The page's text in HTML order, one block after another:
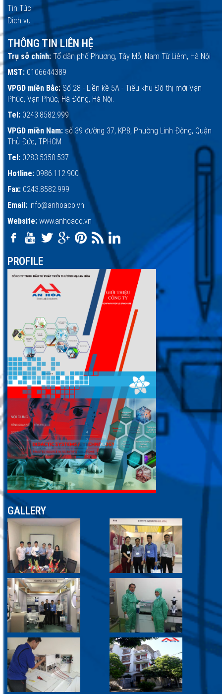
Tin Tức
Dịch vụ
THÔNG TIN LIÊN HỆ
Trụ sở chính: Tổ dân phố Phượng, Tây Mỗ, Nam Từ Liêm, Hà Nội
MST: 0106644389
VPGD miền Bắc:Số 28 - Liền kề 5A - Tiểu khu Đô thị mới Vạn
Phúc, Vạn Phúc, Hà Đông, Hà Nội.
Tel: 0243.8582.999
VPGD miền Nam: số 39 đường 37, KP.8, Phường Linh Đông, Quận
Thủ Đức, TPHCM
Tel: 0283.5350.537
Hotline: 0986.112.900
Fax: 0243.8582.999
Email: info@anhoaco.vn
Website: www.anhoaco.vn
PROFILE
GALLERY